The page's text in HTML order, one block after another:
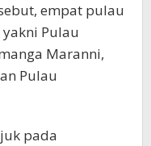
empat pulau
Pulau
Maranni,
Pulau
pada